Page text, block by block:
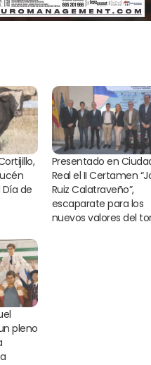
de
Presentado en
Real el II Certamen
Ruiz Calatraveño”,
escaparate para los
nuevos valores del
pleno